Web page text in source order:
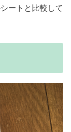
ートと比較して